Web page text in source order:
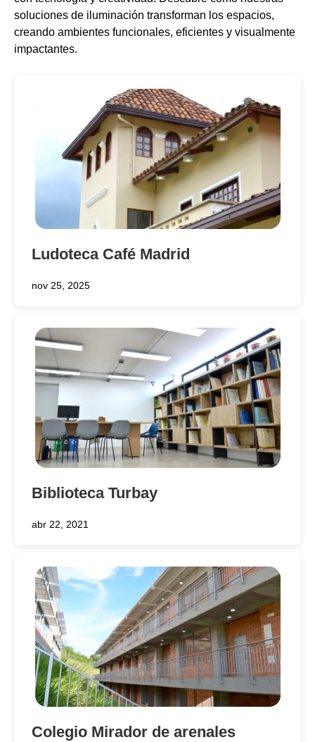
soluciones de iluminación transforman los espacios,
creando ambientes funcionales, eficientes y visualmente
impactantes.
Ludoteca Café Madrid
nov 25, 2025
Biblioteca Turbay
abr 22, 2021
Colegio Mirador de arenales